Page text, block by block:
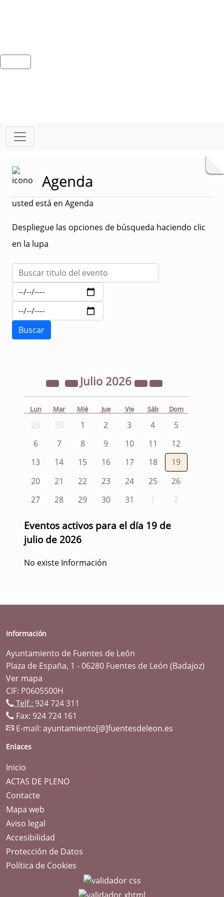
Agenda
usted está en Agenda
Despliegue las opciones de búsqueda haciendo clic
en la lupa
Julio 2026
Lun Mar Mié Jue Vie Sáb Dom
29 30 1 2 3 4
5
6
7 8 9 10 11
12
13
14 15 16 17 18
19
20
21 22 23 24 25
26
27
28 29 30 31 1 2
Eventos activos para el día 19 de
julio de 2026
No existe Información
Información
Ayuntamiento de Fuentes de León
Plaza de España, 1 - 06280 Fuentes de León (Badajoz)
Ver mapa
CIF: P0605500H
Telf.: 924 724 311
Fax: 924 724 161
E-mail: ayuntamiento[@]fuentesdeleon.es
Enlaces
Inicio
ACTAS DE PLENO
Contacte
Mapa web
Aviso legal
Accesibilidad
Protección de Datos
Política de Cookies